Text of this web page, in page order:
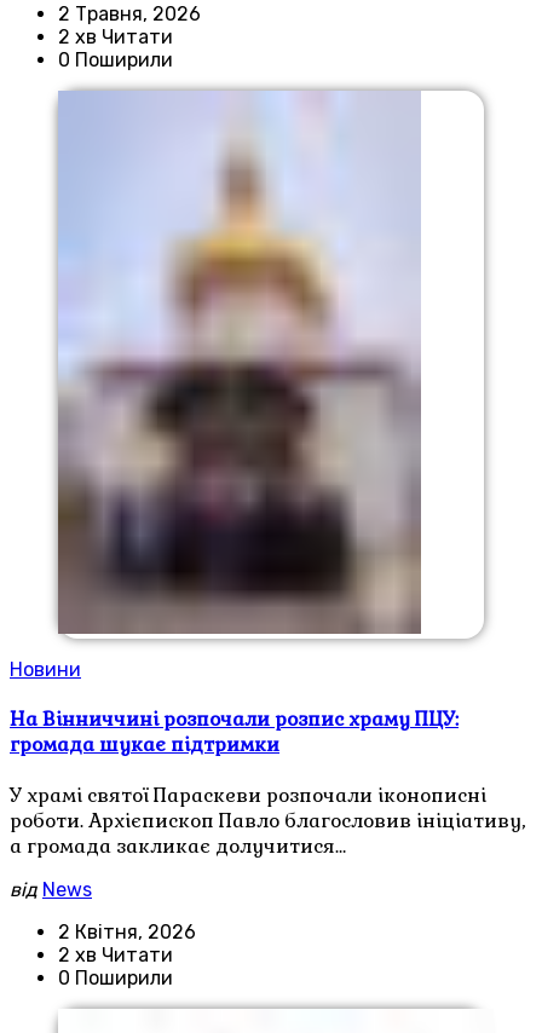
2 Травня, 2026
2 хв Читати
0 Поширили
Новини
На Вінниччині розпочали розпис храму ПЦУ:
громада шукає підтримки
У храмі святої Параскеви розпочали іконописні
роботи. Архієпископ Павло благословив ініціативу,
а громада закликає долучитися…
від News
2 Квітня, 2026
2 хв Читати
0 Поширили